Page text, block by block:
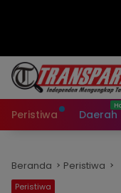
Peristiwa Daerah
Beranda Peristiwa
Peristiwa